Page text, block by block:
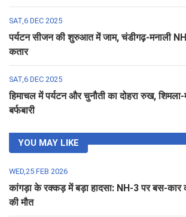
SAT,6 DEC 2025
पर्यटन सीजन की शुरुआत में जाम, चंडीगढ़-मनाली NH
कतार
SAT,6 DEC 2025
हिमाचल में पर्यटन और चुनौती का दोहरा रुख, शिमला-
बर्फबारी
YOU MAY LIKE
WED,25 FEB 2026
कांगड़ा के रक्कड़ में बड़ा हादसा: NH-3 पर बस-कार
की मौत